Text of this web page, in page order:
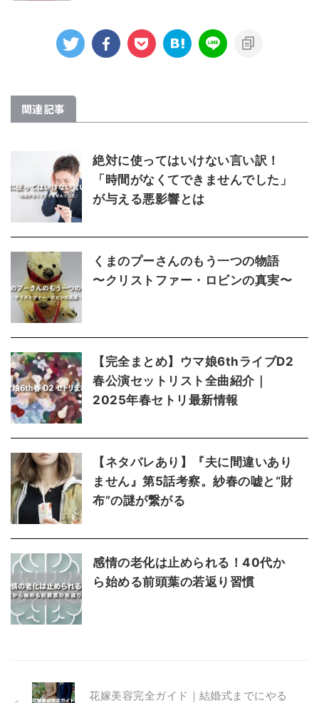
関連記事
絶対に使ってはいけない言い訳！
「時間がなくてできませんでした」
が与える悪影響とは
くまのプーさんのもう一つの物語
〜クリストファー・ロビンの真実〜
【完全まとめ】ウマ娘6thライブD2
春公演セットリスト全曲紹介｜
2025年春セトリ最新情報
【ネタバレあり】『夫に間違いあり
ません』第5話考察。紗春の嘘と“財
布”の謎が繋がる
感情の老化は止められる！40代か
ら始める前頭葉の若返り習慣
花嫁美容完全ガイド｜結婚式までにやる